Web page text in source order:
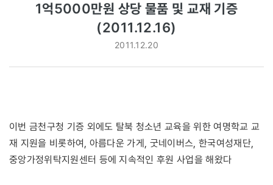
1억5000만원 상당 물품 및 교재 기증
(2011.12.16)
2011.12.20
이번 금천구청 기증 외에도 탈북 청소년 교육을 위한 여명학교 교
재 지원을 비롯하여, 아름다운 가게, 굿네이버스, 한국여성재단,
중앙가정위탁지원센터 등에 지속적인 후원 사업을 해왔다